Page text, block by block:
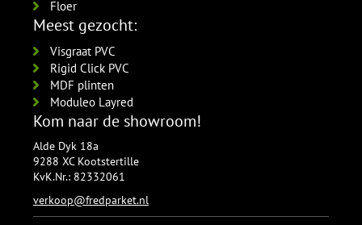
Floer
Meest gezocht:
Visgraat PVC
Rigid Click PVC
MDF plinten
Moduleo Layred
Kom naar de showroom!
Alde Dyk 18a
9288 XC Kootstertille
KvK.Nr.: 82332061
verkoop@fredparket.nl